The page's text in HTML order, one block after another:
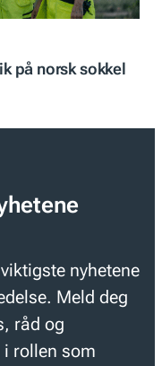
på norsk sokkel
nyhetene
Meld deg
råd og
rollen som